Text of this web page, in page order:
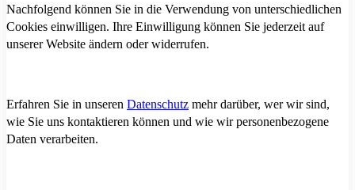
Nachfolgend können Sie in die Verwendung von unterschiedlichen
Cookies einwilligen. Ihre Einwilligung können Sie jederzeit auf
unserer Website ändern oder widerrufen.
Erfahren Sie in unseren Datenschutz mehr darüber, wer wir sind,
wie Sie uns kontaktieren können und wie wir personenbezogene
Daten verarbeiten.